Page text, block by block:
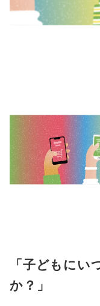
「子どもに
か？」